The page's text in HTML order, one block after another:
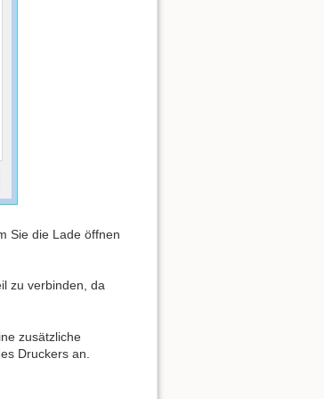
Sie die Lade öffnen
zu verbinden, da
zusätzliche
Druckers an.